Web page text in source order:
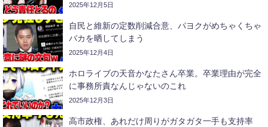
2025年12月5日
自民と維新の定数削減合意、パヨクがめちゃくちゃ
バカを晒してしまう
2025年12月4日
ホロライブの天音かなたさん卒業。卒業理由が完全
に事務所責なんじゃないのこれ
2025年12月3日
高市政権、あれだけ周りがガタガタ一手も支持率